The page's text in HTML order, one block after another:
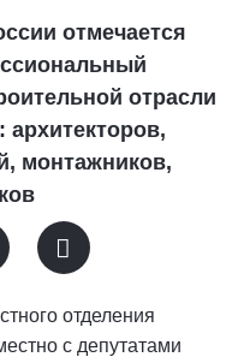
отмечается
отрасли
архитекторов,
монтажников,
отделения
с депутатами